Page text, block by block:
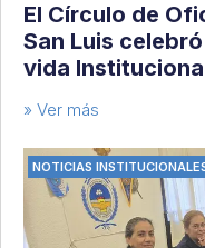
El Círculo de
San Luis
vida
» Ver más
NOTICIAS